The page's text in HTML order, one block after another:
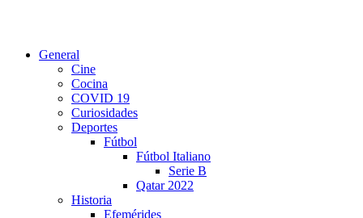
General
Cine
Cocina
COVID 19
Curiosidades
Deportes
Fútbol
Fútbol Italiano
Serie B
Qatar 2022
Historia
Efemérides